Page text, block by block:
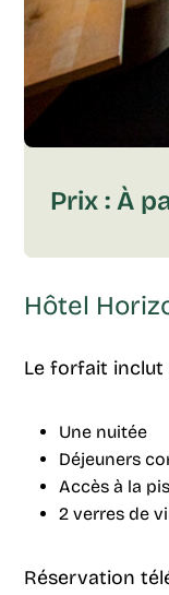
Prix : À
Hôtel
Le forfait inclut
Une nuitée
Déjeuners
Accès à la
2 verres de
Réservation